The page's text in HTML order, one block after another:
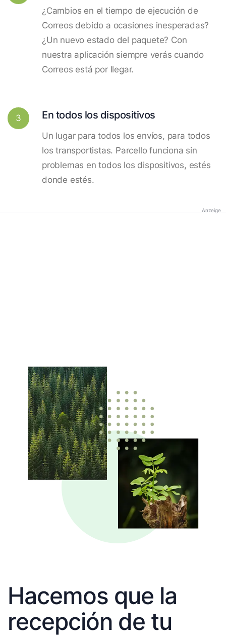
¿Cambios en el tiempo de ejecución de
Correos debido a ocasiones inesperadas?
¿Un nuevo estado del paquete? Con
nuestra aplicación siempre verás cuando
Correos está por llegar.
3 En todos los dispositivos
Un lugar para todos los envíos, para todos
los transportistas. Parcello funciona sin
problemas en todos los dispositivos, estés
donde estés.
Anzeige
Hacemos que la
recepción de tu